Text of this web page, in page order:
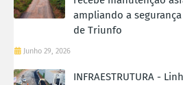
ampliando a
de Triunfo
Junho 29, 2026
INFRAESTRUTURA -